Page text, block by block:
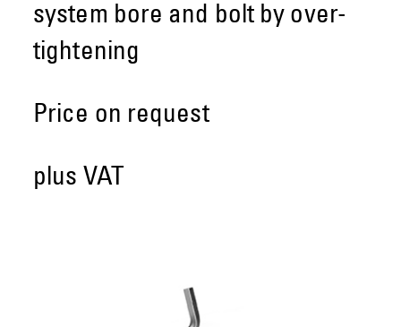
system bore and bolt by over-
tightening
Price on request
plus VAT